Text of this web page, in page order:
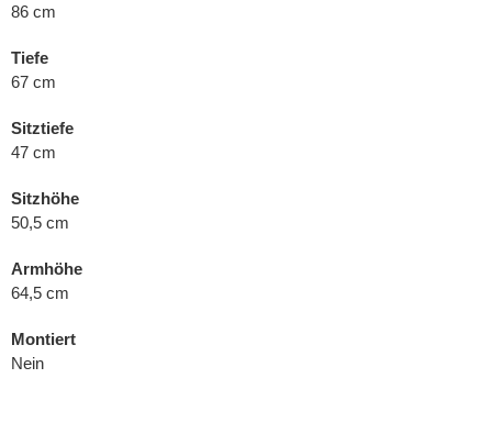
86 cm
Tiefe
67 cm
Sitztiefe
47 cm
Sitzhöhe
50,5 cm
Armhöhe
64,5 cm
Montiert
Nein